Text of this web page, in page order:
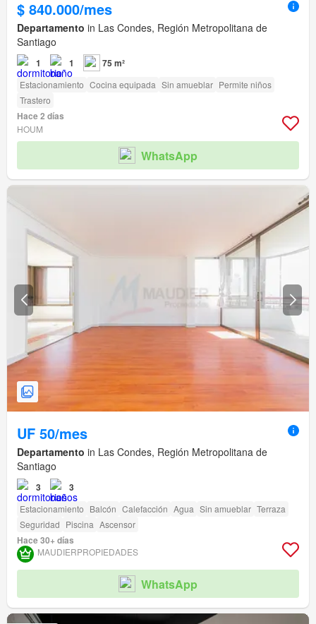
$ 840.000/mes
Departamento in Las Condes, Región Metropolitana de
Santiago
1 1 75 m²
Estacionamiento Cocina equipada Sin amueblar Permite niños
Trastero
Hace 2 días
HOUM
WhatsApp
UF 50/mes
Departamento in Las Condes, Región Metropolitana de
Santiago
3 3
Estacionamiento Balcón Calefacción Agua Sin amueblar Terraza
Seguridad Piscina Ascensor
Hace 30+ días
MAUDIERPROPIEDADES
WhatsApp